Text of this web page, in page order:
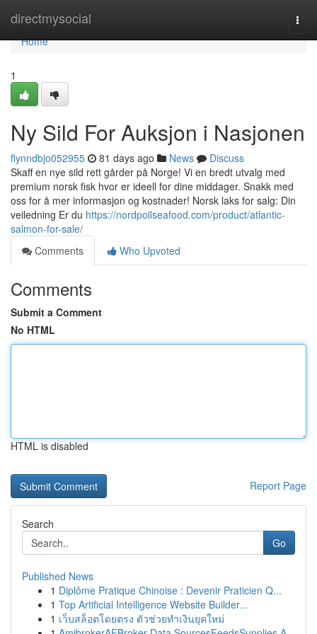
directmysocial
Home
Home
1
Ny Sild For Auksjon i Nasjonen
flynndbjo052955 81 days ago News
Discuss
Skaff en nye sild rett gårder på Norge! Vi en bredt utvalg med
premium norsk fisk hvor er ideell for dine middager. Snakk med
oss for å mer informasjon og kostnader! Norsk laks for salg: Din
veiledning Er du https://nordpollseafood.com/product/atlantic-
salmon-for-sale/
Comments
Who Upvoted
Comments
Submit a Comment
No HTML
HTML is disabled
Report Page
Search
Go
Published News
1 Diplôme Pratique Chinoise : Devenir Praticien Q...
1 Top Artificial Intelligence Website Builder...
1 เว็บสล็อตโดยตรง ตัวช่วยทำเงินยุคใหม่